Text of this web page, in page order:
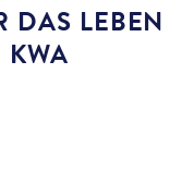
DAS LEBEN
KWA